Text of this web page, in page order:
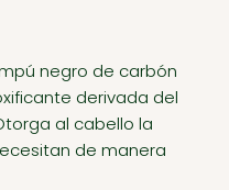
negro de carbón
derivada del
al cabello la
de manera